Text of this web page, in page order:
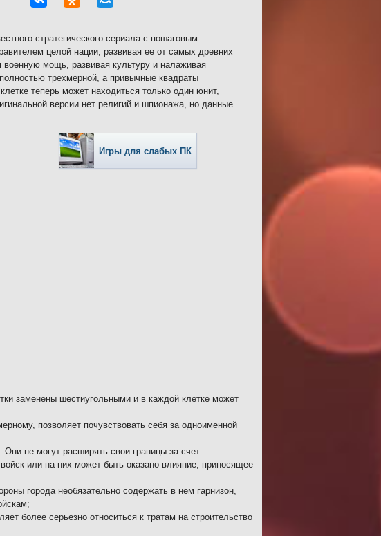
стратегического сериала с пошаговым
целой нации, развивая ее от самых древних
мощь, развивая культуру и налаживая
трехмерной, а привычные квадраты
теперь может находиться только один юнит,
версии нет религий и шпионажа, но данные
Игры для слабых ПК
заменены шестиугольными и в каждой клетке может
позволяет почувствовать себя за одноименной
не могут расширять свои границы за счет
или на них может быть оказано влияние, приносящее
города необязательно содержать в нем гарнизон,
более серьезно относиться к тратам на строительство